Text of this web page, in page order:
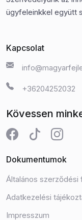
ügyfeleinkkel együtt
Kapcsolat
+36204252032
Kövessen
Dokumentumok
Általános
Adatkezelési
Impresszum